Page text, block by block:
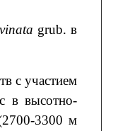
grub. в
с участием
в высотно-
3300 м